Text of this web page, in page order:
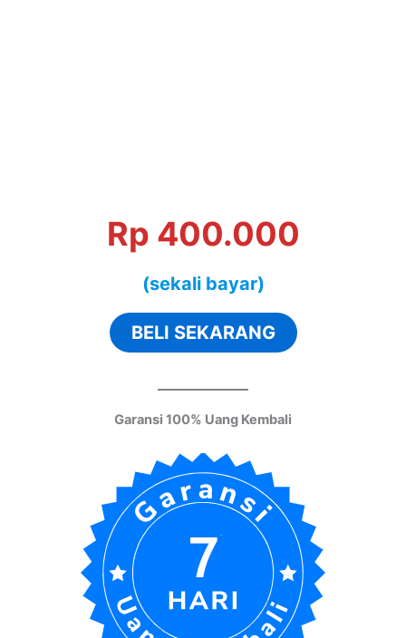
Rp 400.000
(sekali bayar)
BELI SEKARANG
Garansi 100% Uang Kembali